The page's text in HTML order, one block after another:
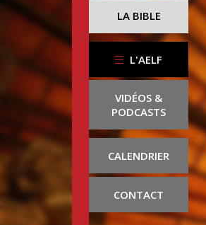
LA BIBLE
L'AELF
VIDÉOS &
PODCASTS
CALENDRIER
CONTACT